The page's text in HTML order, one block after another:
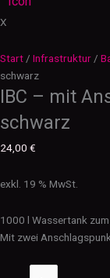
X
Start / Infrastruktur /
schwarz
IBC – mit
schwarz
24,00 €
exkl. 19 % MwSt.
1000 l Wassertank
Mit zwei